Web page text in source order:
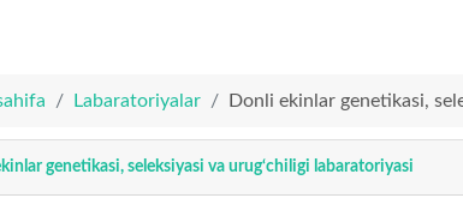
Labaratoriyalar Donli ekinlar genetikasi,
genetikasi, seleksiyasi va urug‘chiligi labaratoriyasi